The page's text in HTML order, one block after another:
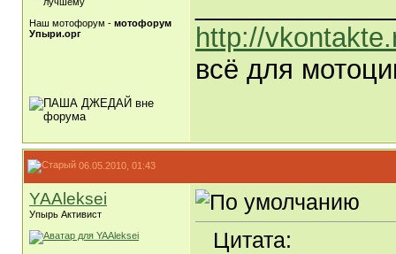
Наш мотофорум - мотофорум
Упыри.орг
http://
всё для
06.05.2010, 01:43
YAAleksei
Упырь Активист
Цитата: